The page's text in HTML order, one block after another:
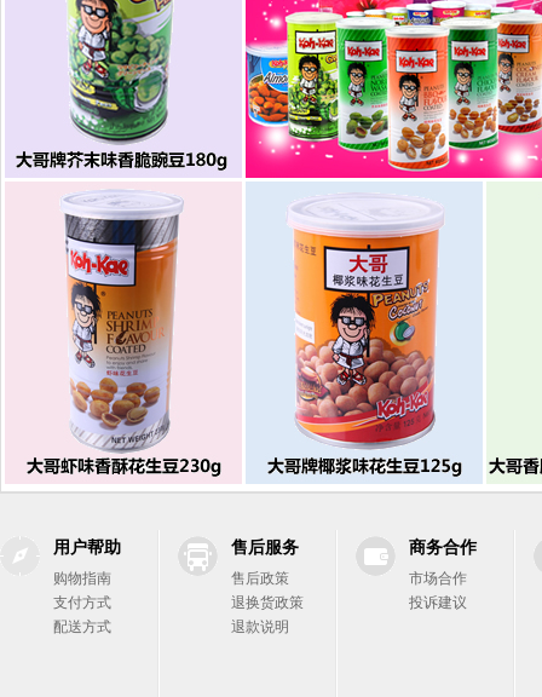
用户帮助
购物指南
支付方式
配送方式
售后服务
售后政策
退换货政策
退款说明
商务合作
市场合作
投诉建议